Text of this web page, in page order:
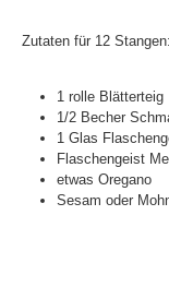
Zutaten für 12 Stangen:
1 rolle Blätterteig
1/2 Becher
1 Glas
Flaschengeist
etwas Oregano
Sesam oder